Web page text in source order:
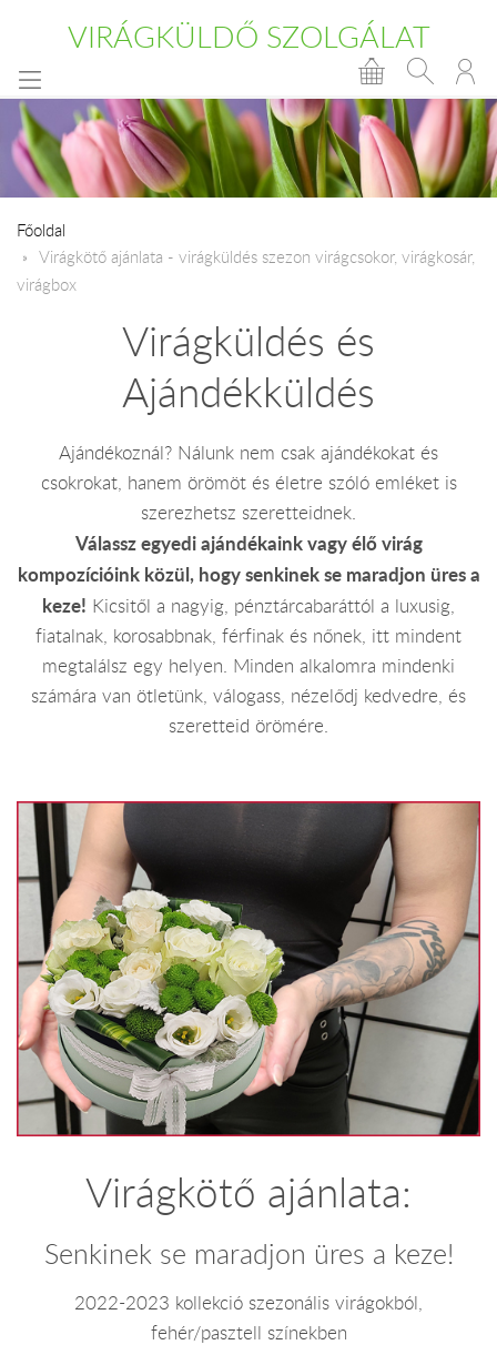
VIRÁGKÜLDŐ SZOLGÁLAT
Főoldal
Virágkötő ajánlata - virágküldés szezon virágcsokor, virágkosár,
virágbox
Virágküldés és
Ajándékküldés
Ajándékoznál? Nálunk nem csak ajándékokat és
csokrokat, hanem örömöt és életre szóló emléket is
szerezhetsz szeretteidnek.
Válassz egyedi ajándékaink vagy élő virág
kompozícióink közül, hogy senkinek se maradjon üres a
keze! Kicsitől a nagyig, pénztárcabaráttól a luxusig,
fiatalnak, korosabbnak, férfinak és nőnek, itt mindent
megtalálsz egy helyen. Minden alkalomra mindenki
számára van ötletünk, válogass, nézelődj kedvedre, és
szeretteid örömére.
Virágkötő ajánlata:
Senkinek se maradjon üres a keze!
2022-2023 kollekció szezonális virágokból,
fehér/pasztell színekben